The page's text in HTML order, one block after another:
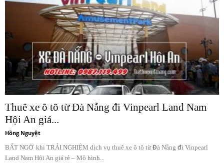
Thuê xe ô tô từ Đà Nẵng đi Vinpearl Land Nam
Hội An giá...
Hồng Nguyệt
BẤT NGỜ khi TRẢI NGHIỆM dịch vụ thuê xe ô tô từ Đà Nẵng đi Vinpearl
Land Nam Hội An giá rẻ – Mô hình...